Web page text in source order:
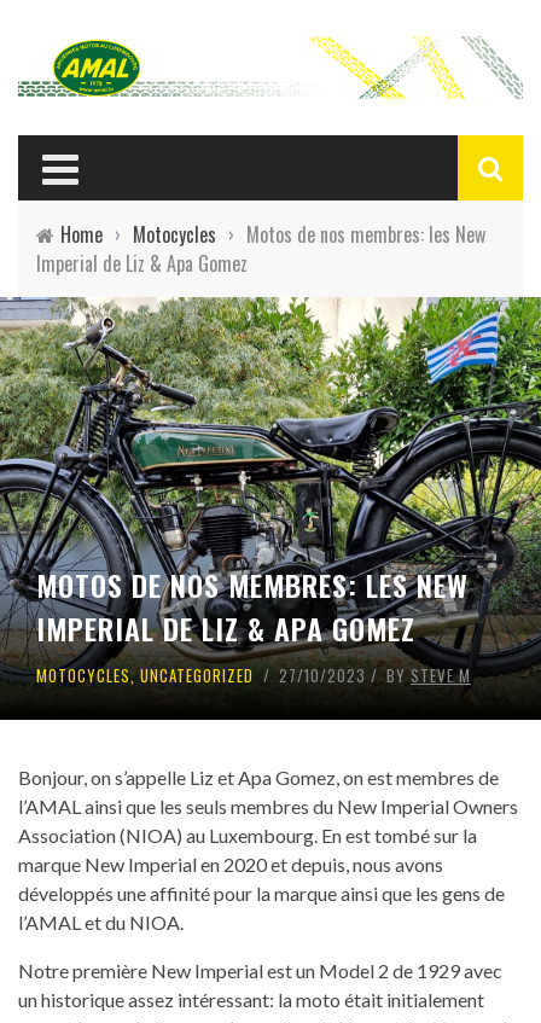
Home › Motocycles › Motos de nos membres: les New
Imperial de Liz & Apa Gomez
MOTOS DE NOS MEMBRES: LES NEW
IMPERIAL DE LIZ & APA GOMEZ
MOTOCYCLES,UNCATEGORIZED 27/10/2023 BYSTEVE M
Bonjour, on s’appelle Liz et Apa Gomez, on est membres de
l’AMAL ainsi que les seuls membres du New Imperial Owners
Association (NIOA) au Luxembourg. En est tombé sur la
marque New Imperial en 2020 et depuis, nous avons
développés une affinité pour la marque ainsi que les gens de
l’AMAL et du NIOA.
Notre première New Imperial est un Model 2 de 1929 avec
un historique assez intéressant: la moto était initialement